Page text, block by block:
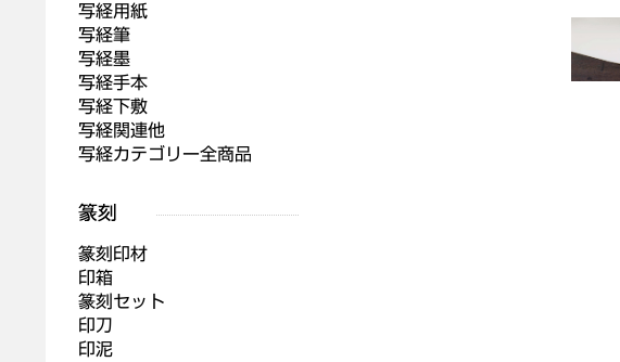
写経用紙
写経筆
写経墨
写経手本
写経下敷
写経関連他
写経カテゴリー全商品
篆刻印材
印箱
篆刻セット
印刀
印泥